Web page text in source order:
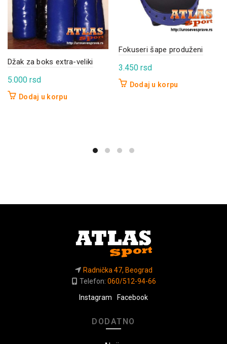
Džak za boks extra-veliki
5.000 rsd
Dodaj u korpu
Fokuseri šape produženi
3.450 rsd
Dodaj u korpu
Radnička 47, Beograd
Telefon: 060/512-94-66
Instagram
Facebook
DODATNO